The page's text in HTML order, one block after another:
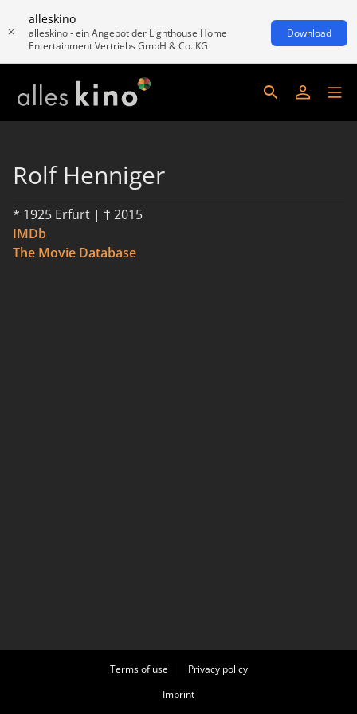
alleskino
alleskino - ein Angebot der Lighthouse Home
Entertainment Vertriebs GmbH & Co. KG
Download
Rolf Henniger
* 1925 Erfurt | † 2015
IMDb
The Movie Database
Terms of use
Privacy policy
Imprint